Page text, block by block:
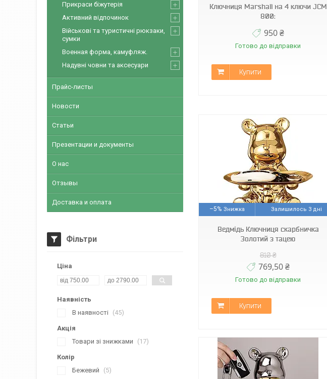
Ключниця Marshall на 4 ключи JCM
800:
950 ₴
Готово до відправки
Купити
–5%
Залишилось 3 дні
Ведмідь Ключниця скарбничка
Золотий з тацею
810 ₴
769,50 ₴
Готово до відправки
Купити
Арт0705
Прикраси біжутерія
Активний відпочинок
Військові та туристичні рюкзаки,
сумки
Военная форма, камуфляж.
Надувні човни та аксесуари
Прайс-листы
Новости
Статьи
Презентации и документы
О нас
Отзывы
Доставка и оплата
Фільтри
Ціна
Наявність
В наявності
45
Акція
Товари зі знижками
17
Колір
Бежевий
5